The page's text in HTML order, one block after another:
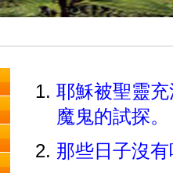
耶穌被聖靈
魔鬼的試探
那些日子沒